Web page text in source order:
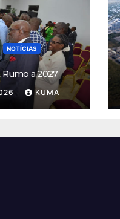
NOTÍCIAS
Rumo a 2027
KUMA